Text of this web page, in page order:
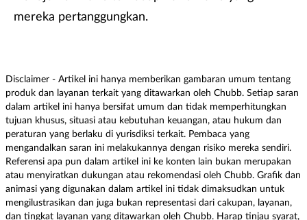
mereka pertanggungkan.
Disclaimer - Artikel ini hanya memberikan gambaran umum tentang
produk dan layanan terkait yang ditawarkan oleh Chubb. Setiap saran
dalam artikel ini hanya bersifat umum dan tidak memperhitungkan
tujuan khusus, situasi atau kebutuhan keuangan, atau hukum dan
peraturan yang berlaku di yurisdiksi terkait. Pembaca yang
mengandalkan saran ini melakukannya dengan risiko mereka sendiri.
Referensi apa pun dalam artikel ini ke konten lain bukan merupakan
atau menyiratkan dukungan atau rekomendasi oleh Chubb. Grafik dan
animasi yang digunakan dalam artikel ini tidak dimaksudkan untuk
mengilustrasikan dan juga bukan representasi dari cakupan, layanan,
dan tingkat layanan yang ditawarkan oleh Chubb. Harap tinjau syarat,